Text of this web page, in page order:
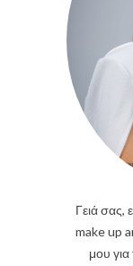
Γειά σας,
make up
μου για